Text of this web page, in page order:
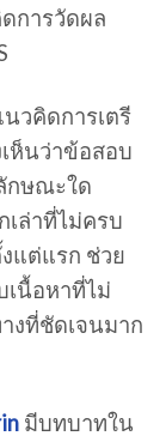
การวัดผล
วคิดการเตรี
ห็นว่าข้อสอบ
กษณะใด
ล่าที่ไม่ครบ
แต่แรก ช่วย
เนื้อหาที่ไม่
งที่ชัดเจนมาก
มีบทบาทใน